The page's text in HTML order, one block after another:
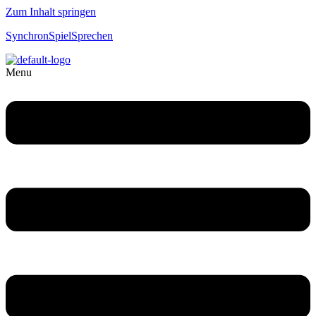
Zum Inhalt springen
SynchronSpielSprechen
Menu